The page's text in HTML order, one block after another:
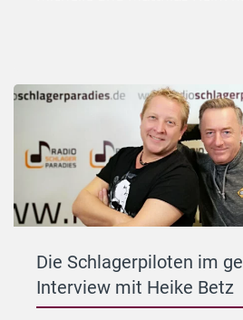
Die Schlagerpiloten im
Interview mit Heike Betz